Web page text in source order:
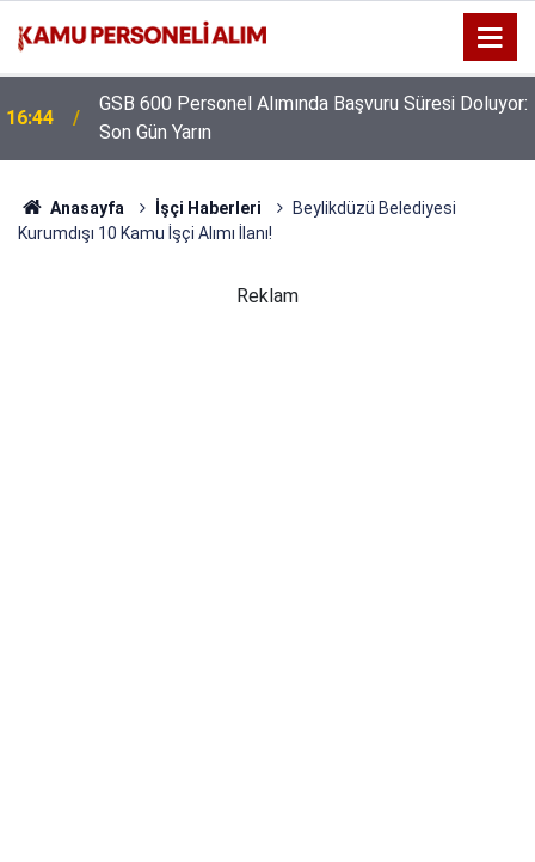
16:44
GSB 600 Personel Alımında Başvuru Süresi Doluyor:
Son Gün Yarın
Anasayfa İşçi Haberleri
Beylikdüzü Belediyesi
Kurumdışı 10 Kamu İşçi Alımı İlanı!
Reklam